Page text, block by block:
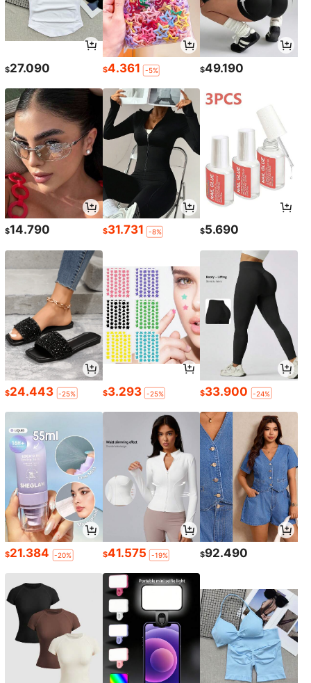
$27.090 $4.361 -5% $49.190
$14.790 $31.731 -8% $5.690
$24.443 -25% $3.293 -25% $33.900 -24%
$21.384 -20% $41.575 -19% $92.490